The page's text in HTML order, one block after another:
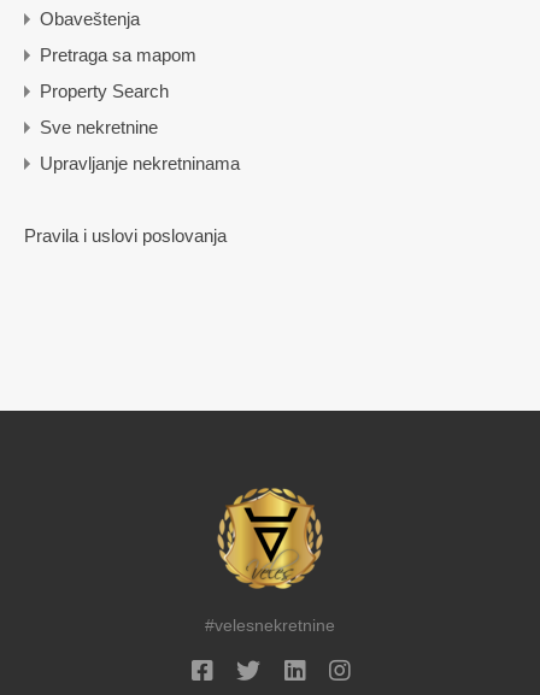
Obaveštenja
Pretraga sa mapom
Property Search
Sve nekretnine
Upravljanje nekretninama
Pravila i uslovi poslovanja
#velesnekretnine